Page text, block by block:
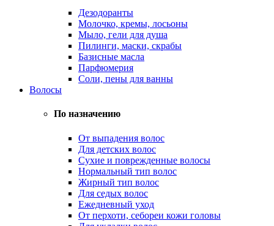
Дезодоранты
Молочко, кремы, лосьоны
Мыло, гели для душа
Пилинги, маски, скрабы
Базисные масла
Парфюмерия
Соли, пены для ванны
Волосы
По назначению
От выпадения волос
Для детских волос
Сухие и поврежденные волосы
Нормальный тип волос
Жирный тип волос
Для седых волос
Ежедневный уход
От перхоти, себореи кожи головы